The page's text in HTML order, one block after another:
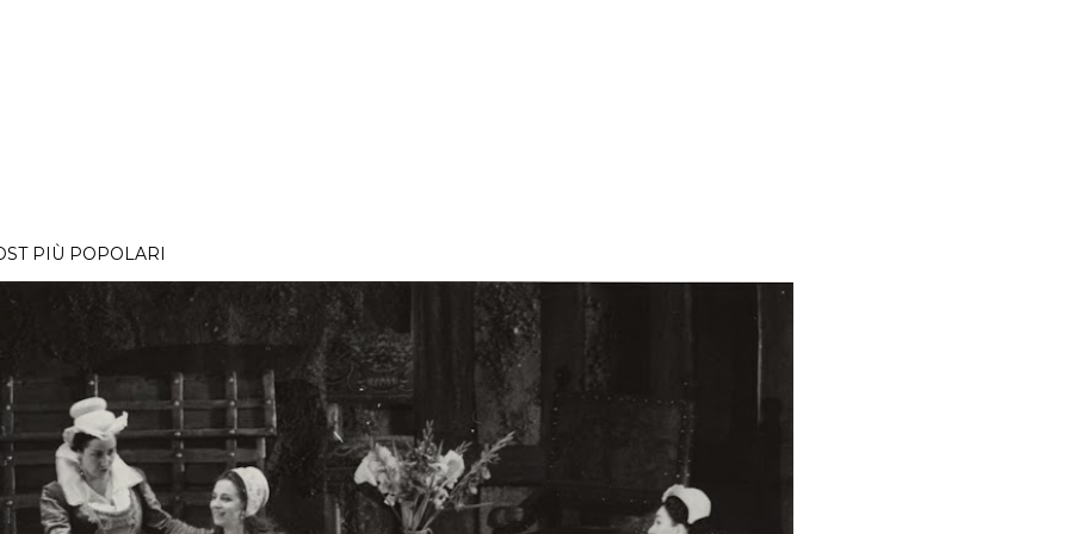
PIÙ POPOLARI